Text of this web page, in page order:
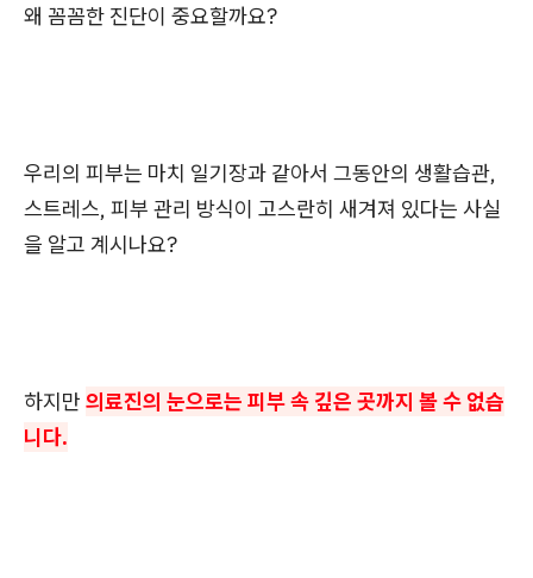
왜 꼼꼼한 진단이 중요할까요?
우리의 피부는 마치 일기장과 같아서 그동안의 생활습관,
스트레스, 피부 관리 방식이 고스란히 새겨져 있다는 사실
을 알고 계시나요?
하지만 의료진의 눈으로는 피부 속 깊은 곳까지 볼 수 없습
니다.